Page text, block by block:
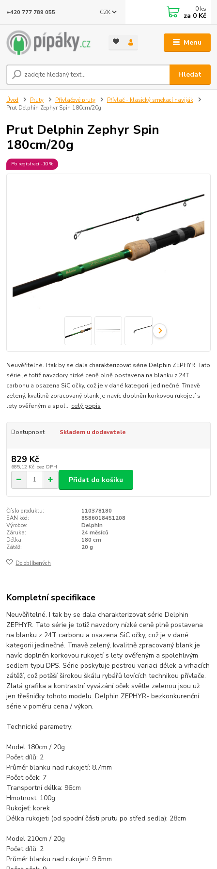
Menu
CZK
Hledat
+420 777 789 055 0 ks
za 0 Kč
Úvod Pruty Přívlačové pruty
Přívlač - klasický smekací naviják
Prut Delphin Zephyr Spin 180cm/20g
Prut Delphin Zephyr Spin
180cm/20g
Po registraci -10%
Neuvěřitelné. I tak by se dala charakterizovat série Delphin ZEPHYR. Tato
série je totiž navzdory nízké ceně plně postavena na blanku z 24T
carbonu a osazena SiC očky, což je v dané kategorii jedinečné. Tmavě
zelený, kvalitně zpracovaný blank je navíc doplněn korkovou rukojetí s
lety ověřeným a spol... celý popis
Dostupnost Skladem u dodavatele
829 Kč
685,12 Kč bez DPH
Přidat do košíku
Číslo produktu:
110378180
EAN kód:
8586018451208
Výrobce:
Delphin
Záruka:
24 měsíců
Délka:
180 cm
Zátěž:
20 g
Do oblíbených
Kompletní specifikace
Neuvěřitelné. I tak by se dala charakterizovat série Delphin
ZEPHYR. Tato série je totiž navzdory nízké ceně plně postavena
na blanku z 24T carbonu a osazena SiC očky, což je v dané
kategorii jedinečné. Tmavě zelený, kvalitně zpracovaný blank je
navíc doplněn korkovou rukojetí s lety ověřeným a spolehlivým
sedlem typu DPS. Série poskytuje pestrou variaci délek a vrhacích
zátěží, což potěší širokou škálu rybářů lovících technikou přívlače.
Zlatá grafika a kontrastní vyvázání oček světle zelenou jsou už
jen třešničky tohoto modelu. Delphin ZEPHYR- bezkonkurenční
série v poměru cena / výkon.
Technické parametry:
Model 180cm / 20g
Počet dílů: 2
Průměr blanku nad rukojetí: 8.7mm
Počet oček: 7
Transportní délka: 96cm
Hmotnost: 100g
Rukojeť: korek
Délka rukojeti (od spodní části prutu po střed sedla): 28cm
Model 210cm / 20g
Počet dílů: 2
Průměr blanku nad rukojetí: 9.8mm